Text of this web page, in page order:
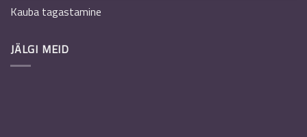
Kauba tagastamine
JÄLGI MEID